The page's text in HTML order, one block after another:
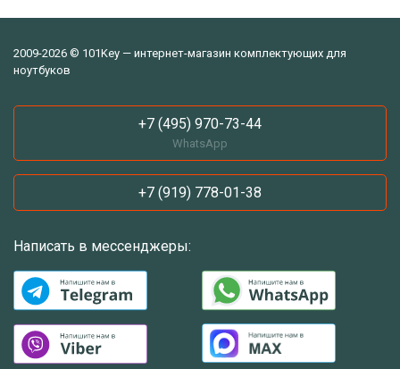
2009-2026 © 101Key — интернет-магазин комплектующих для
ноутбуков
+7 (495) 970-73-44
WhatsApp
+7 (919) 778-01-38
Написать в мессенджеры: